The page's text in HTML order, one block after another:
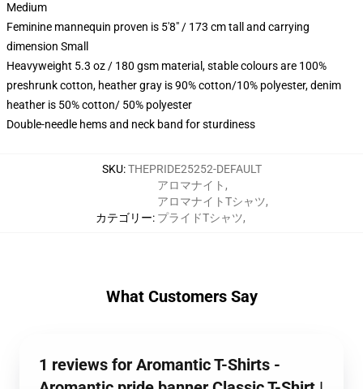
Medium
Feminine mannequin proven is 5'8" / 173 cm tall and carrying
dimension Small
Heavyweight 5.3 oz / 180 gsm material, stable colours are 100%
preshrunk cotton, heather gray is 90% cotton/10% polyester, denim
heather is 50% cotton/ 50% polyester
Double-needle hems and neck band for sturdiness
SKU:THEPRIDE25252-DEFAULT
カテゴリー:
アロマナイト ,
アロマナイトTシャツ,
プライドTシャツ,
What Customers Say
1 reviews for Aromantic T-Shirts -